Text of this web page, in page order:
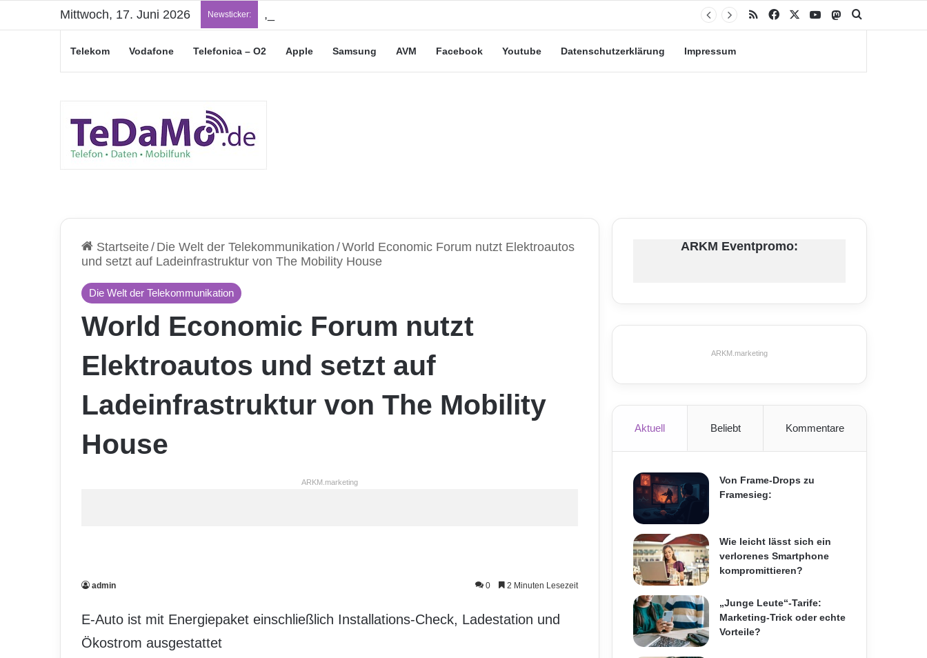
Mittwoch, 17. Juni 2026 Newsticker: „Junge Leute“-Tarife: Marketing-Trick oder echte Vorteile? RSS Facebook YouTubeMastodon
Telekom Vodafone Telefonica – O2 Apple Samsung AVM Facebook Youtube Datenschutzerklärung Impressum
Startseite/ Die Welt der Telekommunikation /World Economic Forum nutzt Elektroautos
und setzt auf Ladeinfrastruktur von The Mobility House
Die Welt der Telekommunikation
World Economic Forum nutzt
Elektroautos und setzt auf
Ladeinfrastruktur von The Mobility
House
ARKM.marketing
admin 0 2 Minuten Lesezeit
E-Auto ist mit Energiepaket einschließlich Installations-Check, Ladestation und
Ökostrom ausgestattet
ARKM Eventpromo:
ARKM.marketing
Aktuell Beliebt Kommentare
Von Frame-Drops zu
Framesieg:
Wie leicht lässt sich ein
verlorenes Smartphone
kompromittieren?
„Junge Leute“-Tarife:
Marketing-Trick oder echte
Vorteile?